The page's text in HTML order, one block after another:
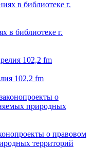
в библиотеке г.
102,2 fm
о правовом
территорий